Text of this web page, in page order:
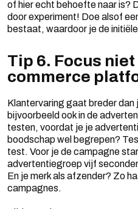
of hier echt behoefte naar is?
door experiment! Doe alsof
bestaat, waardoor je de
Tip 6. Focus
commerce
Klantervaring gaat breder
bijvoorbeeld ook in de
testen, voordat je je
boodschap wel begrepen?
test. Voor je de campagne
advertentiegroep vijf
En je merk als afzender? Zo
campagnes.